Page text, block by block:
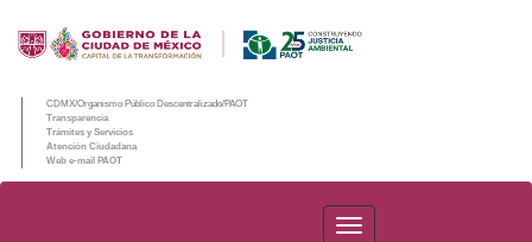
CDMX/Organismo Público Descentralizado/PAOT
Transparencia
Trámites y Servicios
Atención Ciudadana
Web e-mail PAOT
PAOT